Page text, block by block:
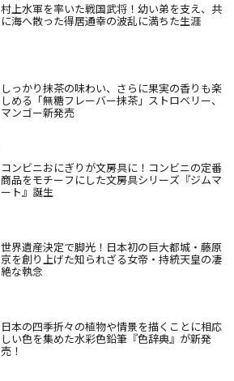
村上水軍を率いた戦国武将！幼い弟を支え、共
に海へ散った得居通幸の波乱に満ちた生涯
しっかり抹茶の味わい、さらに果実の香りも楽
しめる「無糖フレーバー抹茶」ストロベリー、
マンゴー新発売
コンビニおにぎりが文房具に！コンビニの定番
商品をモチーフにした文房具シリーズ『ジムマ
ート』誕生
世界遺産決定で脚光！日本初の巨大都城・藤原
京を創り上げた知られざる女帝・持統天皇の凄
絶な執念
日本の四季折々の植物や情景を描くことに相応
しい色を集めた水彩色鉛筆『色辞典』が新発
売！